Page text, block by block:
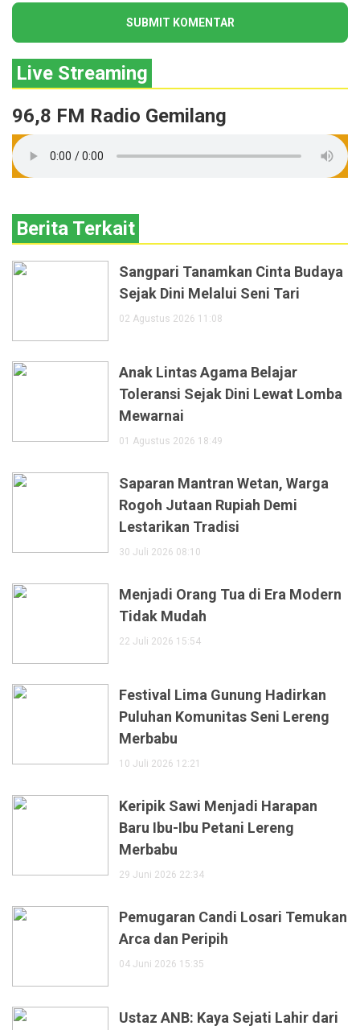
Live Streaming
96,8 FM Radio Gemilang
Berita Terkait
Sangpari Tanamkan Cinta Budaya
Sejak Dini Melalui Seni Tari
02 Agustus 2026 11:08
Anak Lintas Agama Belajar
Toleransi Sejak Dini Lewat Lomba
Mewarnai
01 Agustus 2026 18:49
Saparan Mantran Wetan, Warga
Rogoh Jutaan Rupiah Demi
Lestarikan Tradisi
30 Juli 2026 08:10
Menjadi Orang Tua di Era Modern
Tidak Mudah
22 Juli 2026 15:54
Festival Lima Gunung Hadirkan
Puluhan Komunitas Seni Lereng
Merbabu
10 Juli 2026 12:21
Keripik Sawi Menjadi Harapan
Baru Ibu-Ibu Petani Lereng
Merbabu
29 Juni 2026 22:34
Pemugaran Candi Losari Temukan
Arca dan Peripih
04 Juni 2026 15:35
Ustaz ANB: Kaya Sejati Lahir dari